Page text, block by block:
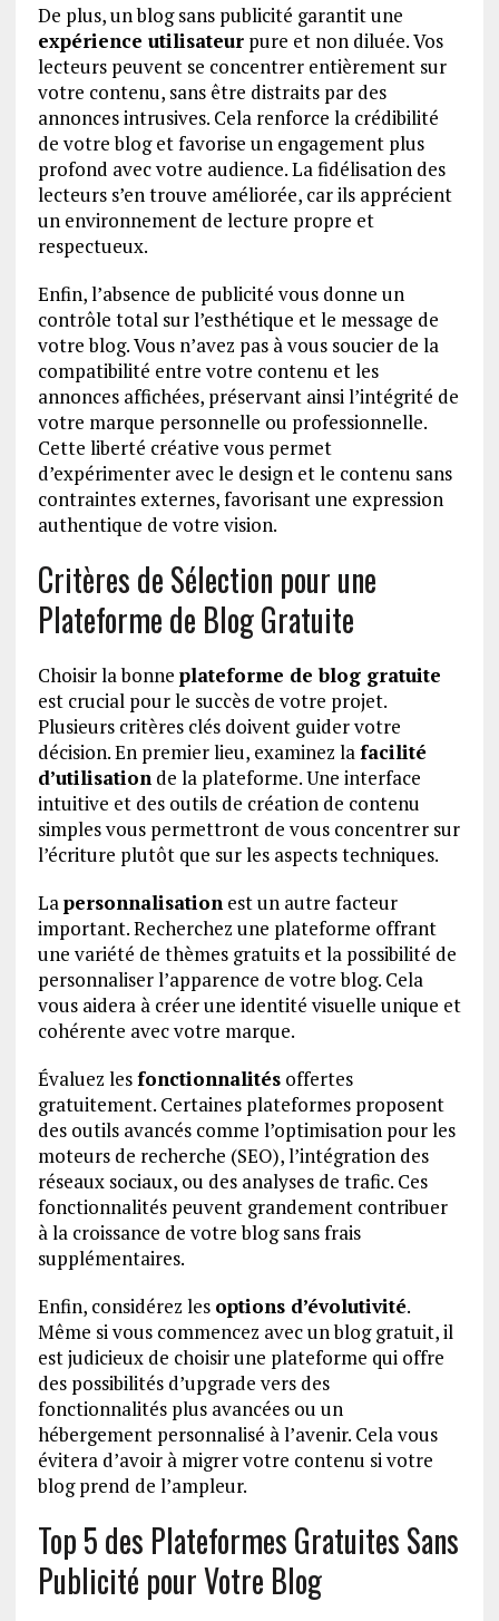
De plus, un blog sans publicité garantit une
expérience utilisateurpure et non diluée. Vos
lecteurs peuvent se concentrer entièrement sur
votre contenu, sans être distraits par des
annonces intrusives. Cela renforce la crédibilité
de votre blog et favorise un engagement plus
profond avec votre audience. La fidélisation des
lecteurs s’en trouve améliorée, car ils apprécient
un environnement de lecture propre et
respectueux.
Enfin, l’absence de publicité vous donne un
contrôle total sur l’esthétique et le message de
votre blog. Vous n’avez pas à vous soucier de la
compatibilité entre votre contenu et les
annonces affichées, préservant ainsi l’intégrité de
votre marque personnelle ou professionnelle.
Cette liberté créative vous permet
d’expérimenter avec le design et le contenu sans
contraintes externes, favorisant une expression
authentique de votre vision.
Critères de Sélection pour une
Plateforme de Blog Gratuite
Choisir la bonne plateforme de blog gratuite
est crucial pour le succès de votre projet.
Plusieurs critères clés doivent guider votre
décision. En premier lieu, examinez la facilité
d’utilisation de la plateforme. Une interface
intuitive et des outils de création de contenu
simples vous permettront de vous concentrer sur
l’écriture plutôt que sur les aspects techniques.
La personnalisation est un autre facteur
important. Recherchez une plateforme offrant
une variété de thèmes gratuits et la possibilité de
personnaliser l’apparence de votre blog. Cela
vous aidera à créer une identité visuelle unique et
cohérente avec votre marque.
Évaluez lesfonctionnalitésoffertes
gratuitement. Certaines plateformes proposent
des outils avancés comme l’optimisation pour les
moteurs de recherche (SEO), l’intégration des
réseaux sociaux, ou des analyses de trafic. Ces
fonctionnalités peuvent grandement contribuer
à la croissance de votre blog sans frais
supplémentaires.
Enfin, considérez les options d’évolutivité.
Même si vous commencez avec un blog gratuit, il
est judicieux de choisir une plateforme qui offre
des possibilités d’upgrade vers des
fonctionnalités plus avancées ou un
hébergement personnalisé à l’avenir. Cela vous
évitera d’avoir à migrer votre contenu si votre
blog prend de l’ampleur.
Top 5 des Plateformes Gratuites Sans
Publicité pour Votre Blog